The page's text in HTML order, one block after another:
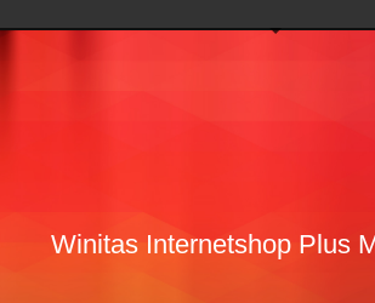
Winitas Internetshop Plus